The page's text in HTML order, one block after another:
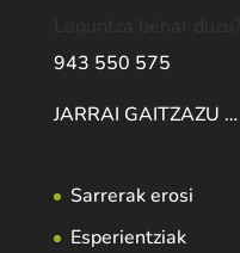
943 550 575
JARRAI GAITZAZU …
Sarrerak erosi
Esperientziak